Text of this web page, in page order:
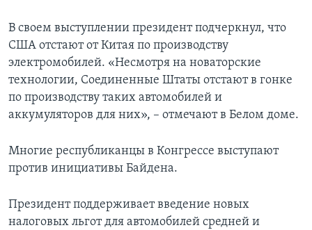
В своем выступлении президент подчеркнул, что
США отстают от Китая по производству
электромобилей. «Несмотря на новаторские
технологии, Соединенные Штаты отстают в гонке
по производству таких автомобилей и
аккумуляторов для них», – отмечают в Белом доме.
Многие республиканцы в Конгрессе выступают
против инициативы Байдена.
Президент поддерживает введение новых
налоговых льгот для автомобилей средней и